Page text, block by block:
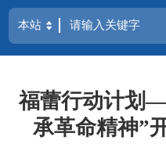
福蕾行动计划
承革命精神”